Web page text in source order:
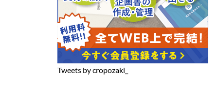
Tweets by cropozaki_